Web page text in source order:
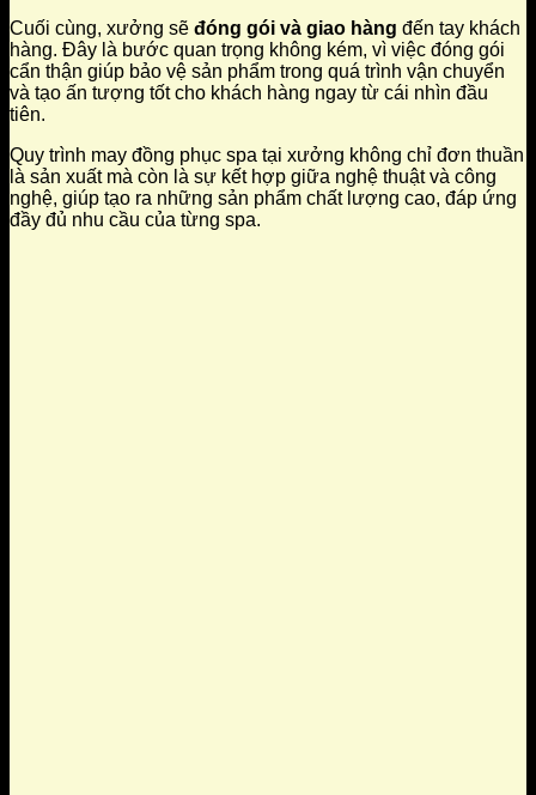
Cuối cùng, xưởng sẽ đóng gói và giao hàng đến tay khách
hàng. Đây là bước quan trọng không kém, vì việc đóng gói
cẩn thận giúp bảo vệ sản phẩm trong quá trình vận chuyển
và tạo ấn tượng tốt cho khách hàng ngay từ cái nhìn đầu
tiên.
Quy trình may đồng phục spa tại xưởng không chỉ đơn thuần
là sản xuất mà còn là sự kết hợp giữa nghệ thuật và công
nghệ, giúp tạo ra những sản phẩm chất lượng cao, đáp ứng
đầy đủ nhu cầu của từng spa.